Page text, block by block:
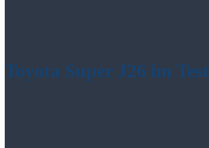
Toyota Super J26 im Test